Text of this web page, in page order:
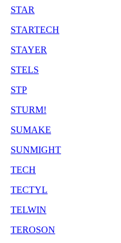
STAR
STARTECH
STAYER
STELS
STP
STURM!
SUMAKE
SUNMIGHT
TECH
TECTYL
TELWIN
TEROSON